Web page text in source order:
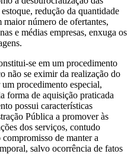
redução da quantidade
número de ofertantes,
e médias empresas, enxuga os
se em um procedimento
não se eximir da realização do
procedimento especial,
forma de aquisição praticada
possui características
Pública a promover às
dos serviços, contudo
de manter a
salvo ocorrência de fatos